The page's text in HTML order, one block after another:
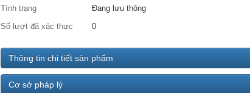
Tình trạng
Đang lưu thông
Số lượt đã xác thực
0
Thông tin chi tiết sản phẩm
Cơ sở pháp lý